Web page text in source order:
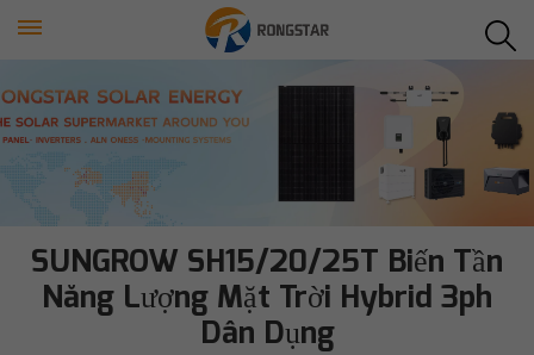
SUNGROW SH15/20/25T Biến Tần
Năng Lượng Mặt Trời Hybrid 3ph
Dân Dụng